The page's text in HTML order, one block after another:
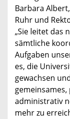
Barbara
Ruhr und
„Sie leitet das
sämtliche
Aufgaben
es, die
gewachsen
administrativ
mehr zu